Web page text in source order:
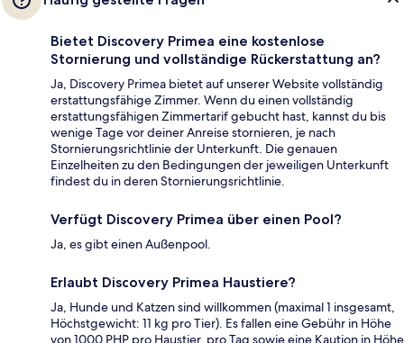
Bietet Discovery Primea eine kostenlose
Stornierung und vollständige Rückerstattung an?
Ja, Discovery Primea bietet auf unserer Website vollständig
erstattungsfähige Zimmer. Wenn du einen vollständig
erstattungsfähigen Zimmertarif gebucht hast, kannst du bis
wenige Tage vor deiner Anreise stornieren, je nach
Stornierungsrichtlinie der Unterkunft. Die genauen
Einzelheiten zu den Bedingungen der jeweiligen Unterkunft
findest du in deren Stornierungsrichtlinie.
Verfügt Discovery Primea über einen Pool?
Ja, es gibt einen Außenpool.
Erlaubt Discovery Primea Haustiere?
Ja, Hunde und Katzen sind willkommen (maximal 1 insgesamt,
Höchstgewicht: 11 kg pro Tier). Es fallen eine Gebühr in Höhe
von 1000 PHP pro Haustier, pro Tag sowie eine Kaution in Höhe